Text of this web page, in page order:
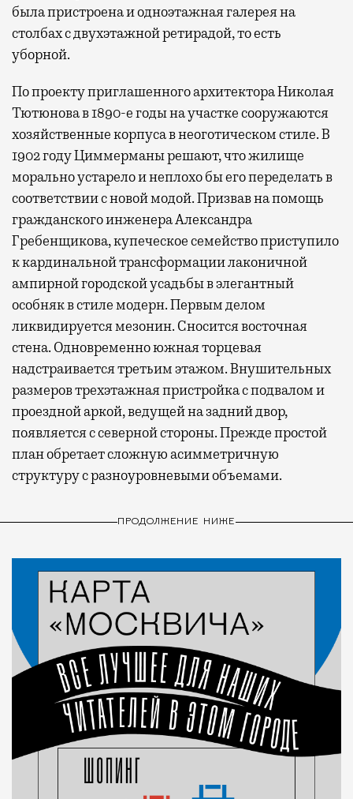
была пристроена и одноэтажная галерея на
столбах с двухэтажной ретирадой, то есть
уборной.
По проекту приглашенного архитектора Николая
Тютюнова в 1890-е годы на участке сооружаются
хозяйственные корпуса в неоготическом стиле. В
1902 году Циммерманы решают, что жилище
морально устарело и неплохо бы его переделать в
соответствии с новой модой. Призвав на помощь
гражданского инженера Александра
Гребенщикова, купеческое семейство приступило
к кардинальной трансформации лаконичной
ампирной городской усадьбы в элегантный
особняк в стиле модерн. Первым делом
ликвидируется мезонин. Сносится восточная
стена. Одновременно южная торцевая
надстраивается третьим этажом. Внушительных
размеров трехэтажная пристройка с подвалом и
проездной аркой, ведущей на задний двор,
появляется с северной стороны. Прежде простой
план обретает сложную асимметричную
структуру с разноуровневыми объемами.
ПРОДОЛЖЕНИЕ НИЖЕ